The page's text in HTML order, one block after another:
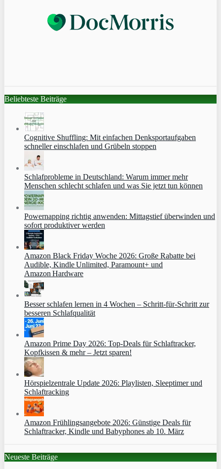
Beliebteste Beiträge
Cognitive Shuffling: Mit einfachen Denksportaufgaben
schneller einschlafen und Grübeln stoppen
Schlafprobleme in Deutschland: Warum immer mehr
Menschen schlecht schlafen und was Sie jetzt tun können
Powernapping richtig anwenden: Mittagstief überwinden und
sofort produktiver werden
Amazon Black Friday Woche 2026: Große Rabatte bei
Audible, Kindle Unlimited, Paramount+ und
Amazon Hardware
Besser schlafen lernen in 4 Wochen – Schritt‑für‑Schritt zur
besseren Schlafqualität
Amazon Prime Day 2026: Top-Deals für Schlaftracker,
Kopfkissen & mehr – Jetzt sparen!
Hörspielzentrale Update 2026: Playlisten, Sleeptimer und
Schlaftracking
Amazon Frühlingsangebote 2026: Günstige Deals für
Schlaftracker, Kindle und Babyphones ab 10. März
Neueste Beiträge